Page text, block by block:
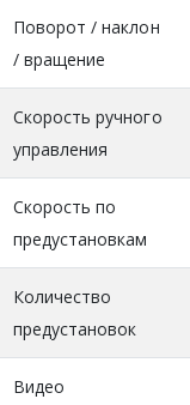
Поворот / наклон
/ вращение
Скорость ручного
управления
Скорость по
предустановкам
Количество
предустановок
Видео